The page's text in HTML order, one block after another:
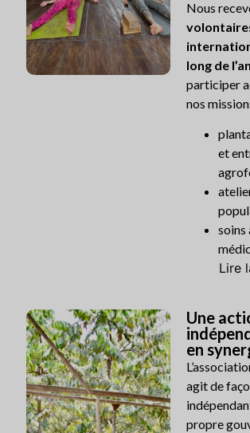
Nous
long de
participer
nos
et
soins
Lire
Une
en
agit de
propre